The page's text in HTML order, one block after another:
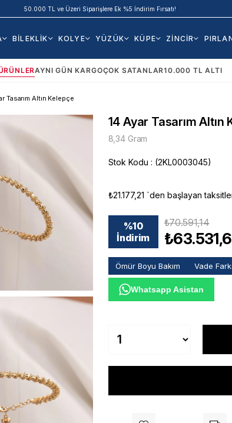
50.000 TL ve Üzeri Siparişlere Ek %5 İndirim Fırsatı!
BİLEKLİK KOLYE YÜZÜK KÜPE ZİNCİR
AYNI GÜN KARGOÇOK SATANLAR10.000 TL ALTI
Tasarım Altın Kelepçe
14 Ayar Tasarım Altın
8,34 Gram
Stok Kodu (2KL0003045)
₺21.177,21 `den başlayan
%10
İndirim
₺70.591,14
Ömür Boyu Bakım Vade
Whatsapp Asistan